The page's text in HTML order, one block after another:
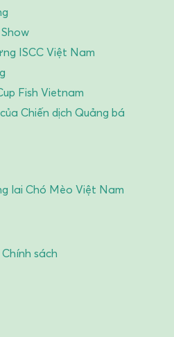
ISCC Việt Nam
Fish Vietnam
Chiến dịch Quảng bá
lai Chó Mèo Việt Nam
sách